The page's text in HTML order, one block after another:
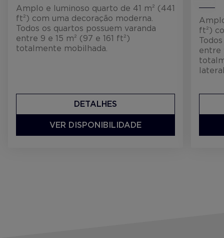
Amplo e luminoso quarto de 41 m² (441
ft²) com uma decoração moderna.
Todos os quartos possuem varanda
entre 9 e 15 m² (97 e 161 ft²)
totalmente mobilhada.
DETALHES
VER DISPONIBILIDADE
ft²)
entre